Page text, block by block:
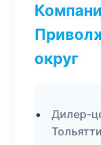
округ
Дилер-
Тольятти